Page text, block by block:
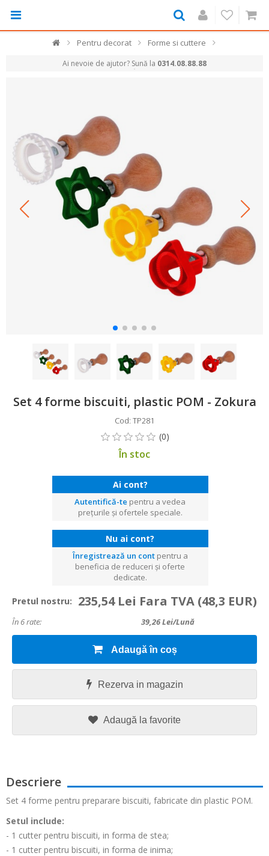
Pentru decorat Forme si cuttere
Ai nevoie de ajutor? Sună la 0314.08.88.88
Set 4 forme biscuiti, plastic POM - Zokura
Cod: TP281
În stoc
Ai cont?
Autentifică-te pentru a vedea
prețurile și ofertele speciale.
Nu ai cont?
Înregistrează un contpentru a
beneficia de reduceri și oferte
dedicate.
Pretul nostru: 235,54 Lei Fara TVA (48,3 EUR)
În 6 rate: 39,26Lei/lună
Adaugă în coș
Rezerva in magazin
Adaugă la favorite
Descriere
Set 4 forme pentru preparare biscuiti, fabricate din plastic POM.
Setul include:
- 1 cutter pentru biscuiti, in forma de stea;
- 1 cutter pentru biscuiti, in forma de inima;